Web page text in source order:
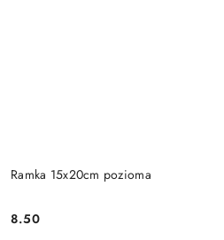
Ramka 15x20cm pozioma
Cena:
8.50